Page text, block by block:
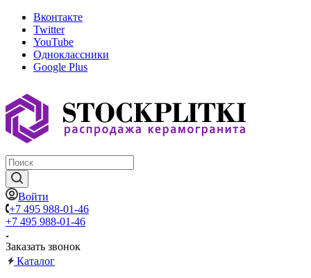
Вконтакте
Twitter
YouTube
Одноклассники
Google Plus
Войти
+7 495 988-01-46
+7 495 988-01-46
Заказать звонок
Каталог